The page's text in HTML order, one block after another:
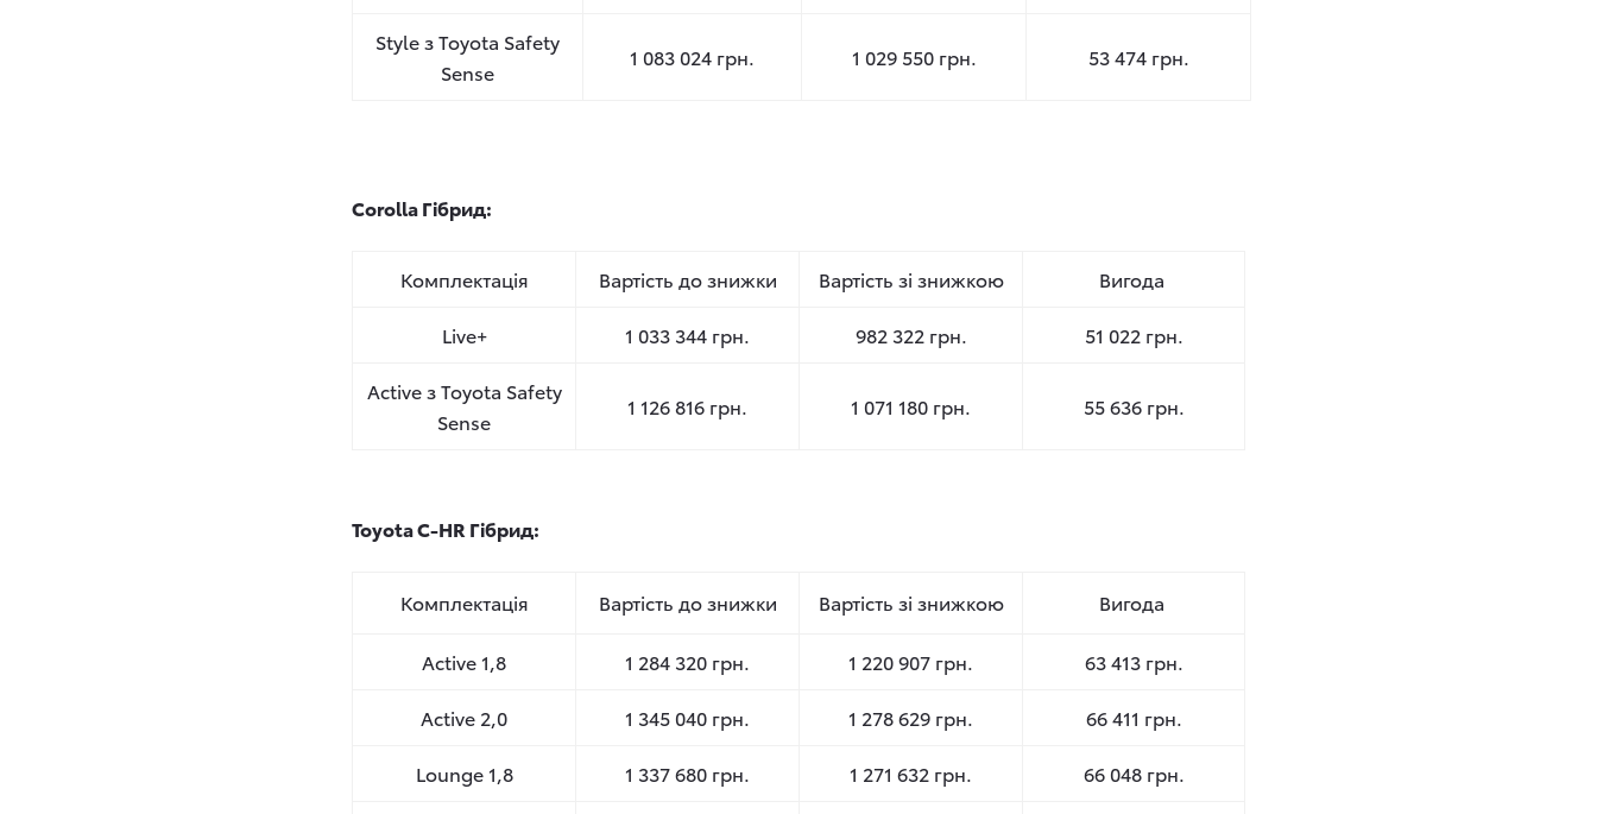
Style з Toyota Safety
Sense
1 083 024 грн. 1 029 550 грн. 53 474 грн.
Corolla Гібрид:
Комплектація Вартість до знижки Вартість зі знижкою Вигода
Live+ 1 033 344 грн. 982 322 грн. 51 022 грн.
Active з Toyota Safety
Sense
1 126 816 грн. 1 071 180 грн. 55 636 грн.
Toyota C-HR Гібрид:
Комплектація Вартість до знижки Вартість зі знижкою Вигода
Active 1,8 1 284 320 грн. 1 220 907 грн. 63 413 грн.
Active 2,0 1 345 040 грн. 1 278 629 грн. 66 411 грн.
Lounge 1,8 1 337 680 грн. 1 271 632 грн. 66 048 грн.